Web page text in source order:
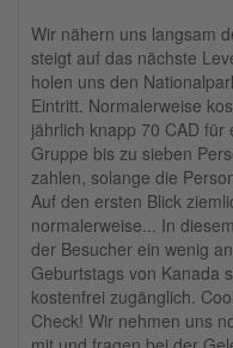
Wir nähern uns langsam
steigt auf das nächste
holen uns den
Eintritt. Normalerweise
jährlich knapp 70 CAD
Gruppe bis zu sieben
zahlen, solange die
Auf den ersten Blick
normalerweise... In
der Besucher ein wenig
Geburtstags von Kanada
kostenfrei zugänglich.
Check! Wir nehmen uns